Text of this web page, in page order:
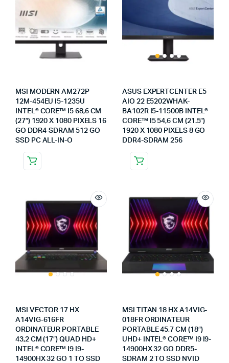
MSI MODERN AM272P
12M-454EU I5-1235U
INTEL® CORE™ I5 68,6 CM
(27″) 1920 X 1080 PIXELS 16
GO DDR4-SDRAM 512 GO
SSD PC ALL-IN-O
ASUS EXPERTCENTER E5
AIO 22 E5202WHAK-
BA102R I5-11500B INTEL®
CORE™ I5 54,6 CM (21.5″)
1920 X 1080 PIXELS 8 GO
DDR4-SDRAM 256
MSI VECTOR 17 HX
A14VIG-616FR
ORDINATEUR PORTABLE
43,2 CM (17″) QUAD HD+
INTEL® CORE™ I9 I9-
14900HX 32 GO 1 TO SSD
MSI TITAN 18 HX A14VIG-
018FR ORDINATEUR
PORTABLE 45,7 CM (18″)
UHD+ INTEL® CORE™ I9 I9-
14900HX 32 GO DDR5-
SDRAM 2 TO SSD NVID